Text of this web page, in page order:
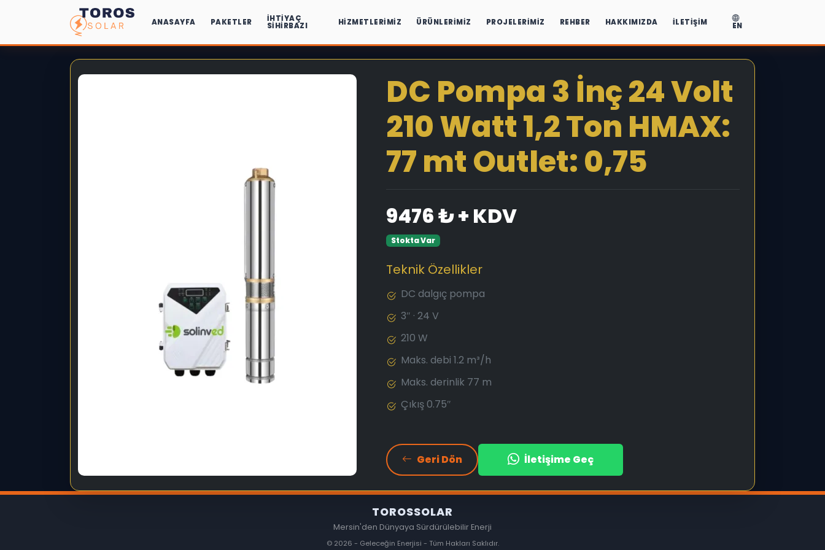
ANASAYFA PAKETLER İHTIYAÇ
SIHIRBAZI HIZMETLERIMIZ ÜRÜNLERIMIZ PROJELERIMIZ REHBER HAKKIMIZDA İLETIŞIM EN
DC Pompa 3 İnç 24 Volt
210 Watt 1,2 Ton HMAX:
77 mt Outlet: 0,75
9476 ₺ + KDV
Stokta Var
Teknik Özellikler
DC dalgıç pompa
3″ · 24 V
210 W
Maks. debi 1.2 m³/h
Maks. derinlik 77 m
Çıkış 0.75″
Geri Dön İletişime Geç
TOROSSOLAR
Mersin'den Dünyaya Sürdürülebilir Enerji
© 2026 - Geleceğin Enerjisi - Tüm Hakları Saklıdır.